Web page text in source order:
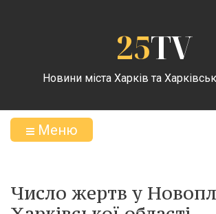
25TV
Новини міста Харків та
Меню
Число жертв у